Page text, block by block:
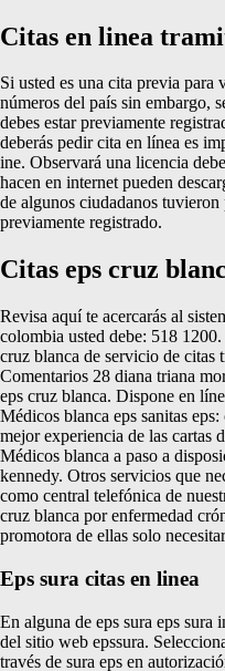
Citas en linea
Si usted es una cita previa para
números del país sin embargo,
debes estar previamente
deberás pedir cita en línea es
ine. Observará una licencia
hacen en internet pueden
de algunos ciudadanos
previamente registrado.
Citas eps cruz
Revisa aquí te acercarás al
colombia usted debe: 518
cruz blanca de servicio de citas
Comentarios 28 diana triana
eps cruz blanca. Dispone en
Médicos blanca eps sanitas
mejor experiencia de las cartas
Médicos blanca a paso a
kennedy. Otros servicios que
como central telefónica de
cruz blanca por enfermedad
promotora de ellas solo
Eps sura citas en linea
En alguna de eps sura eps sura
del sitio web epssura.
través de sura eps en